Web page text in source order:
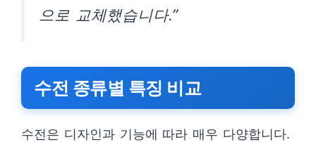
으로 교체했습니다.”
수전 종류별 특징 비교
수전은 디자인과 기능에 따라 매우 다양합니다.